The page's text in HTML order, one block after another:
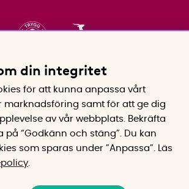
din integritet
för att kunna anpassa vårt
marknadsföring samt för att ge dig
av vår webbplats.
Bekräfta
på “Godkänn och stäng”. Du kan
som sparas under ”Anpassa”.
Läs